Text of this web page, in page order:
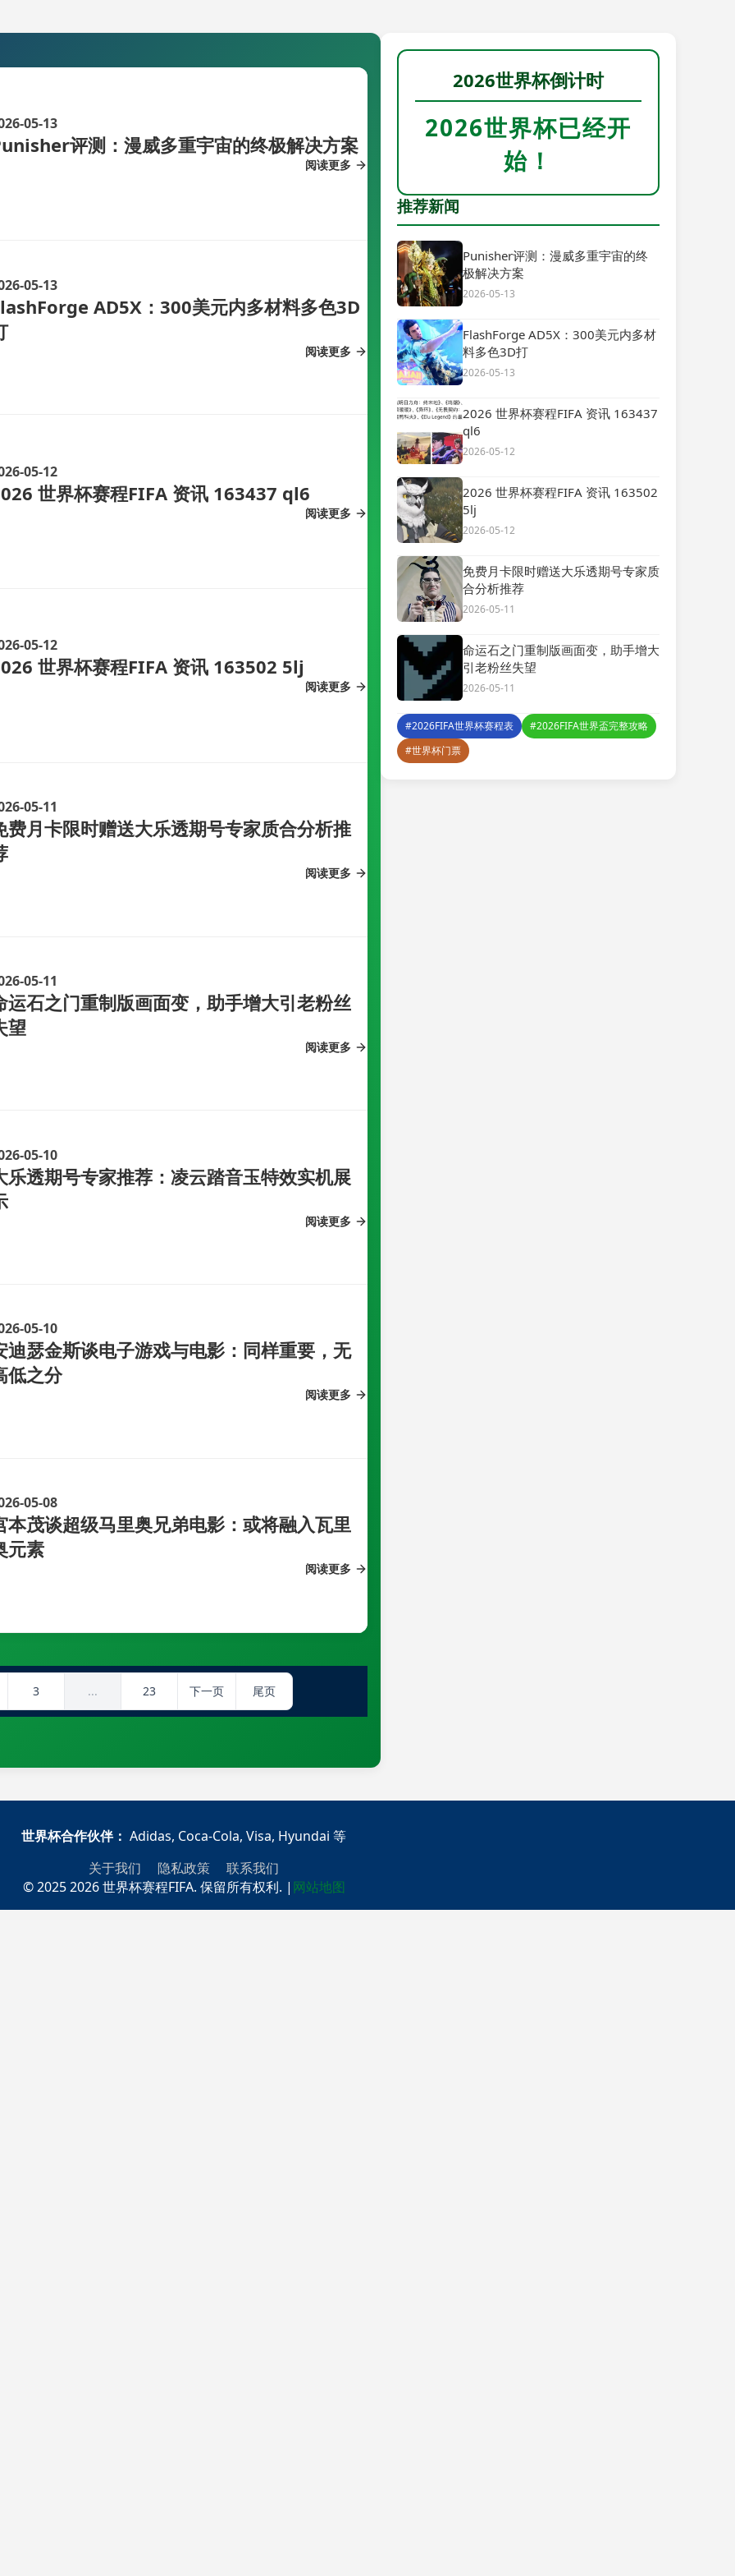
05-13
评测：漫威多重宇宙的终极解决方案
阅读更多
05-13
AD5X：300美元内多材料多色3D
阅读更多
05-12
世界杯赛程FIFA 资讯 163437 ql6
阅读更多
05-12
世界杯赛程FIFA 资讯 163502 5lj
阅读更多
05-11
费月卡限时赠送大乐透期号专家质合分析推
阅读更多
05-11
运石之门重制版画面变，助手增大引老粉丝
望
阅读更多
05-10
乐透期号专家推荐：凌云踏音玉特效实机展
阅读更多
05-10
迪瑟金斯谈电子游戏与电影：同样重要，无
低之分
阅读更多
05-08
本茂谈超级马里奥兄弟电影：或将融入瓦里
元素
阅读更多
3 ... 23 下一页 尾页
2026世界杯倒计时
2026世界杯已经开
始！
推荐新闻
Punisher评测：漫威多重宇宙的终
极解决方案
2026-05-13
FlashForge AD5X：300美元内多材
料多色3D打
2026-05-13
2026 世界杯赛程FIFA 资讯 163437
ql6
2026-05-12
2026 世界杯赛程FIFA 资讯 163502
5lj
2026-05-12
免费月卡限时赠送大乐透期号专家质
合分析推荐
2026-05-11
命运石之门重制版画面变，助手增大
引老粉丝失望
2026-05-11
#2026FIFA世界杯赛程表
#2026FIFA世界盃完整攻略
#世界杯门票
世界杯合作伙伴： Adidas, Coca-Cola, Visa, Hyundai 等
关于我们
隐私政策
联系我们
© 2025 2026 世界杯赛程FIFA. 保留所有权利. | 网站地图